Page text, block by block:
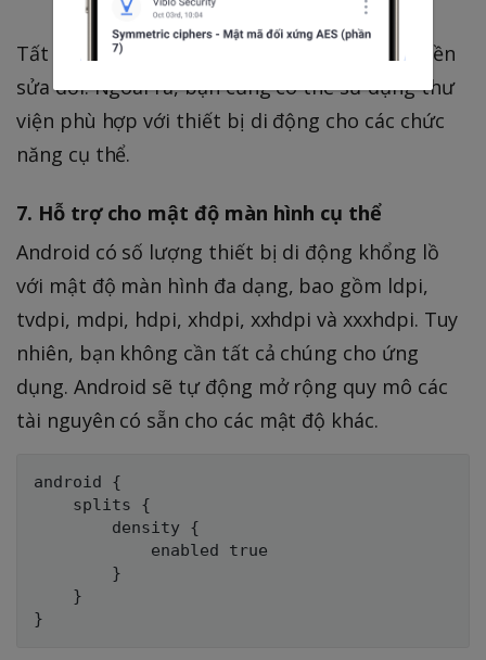
Tất nhiên, để điều này xảy ra, bạn cần có quyền
sửa đổi. Ngoài ra, bạn cũng có thể sử dụng thư
viện phù hợp với thiết bị di động cho các chức
năng cụ thể.
7. Hỗ trợ cho mật độ màn hình cụ thể
Android có số lượng thiết bị di động khổng lồ
với mật độ màn hình đa dạng, bao gồm ldpi,
tvdpi, mdpi, hdpi, xhdpi, xxhdpi và xxxhdpi. Tuy
nhiên, bạn không cần tất cả chúng cho ứng
dụng. Android sẽ tự động mở rộng quy mô các
tài nguyên có sẵn cho các mật độ khác.
android {
    splits {
        density {
            enabled true
        }
    }